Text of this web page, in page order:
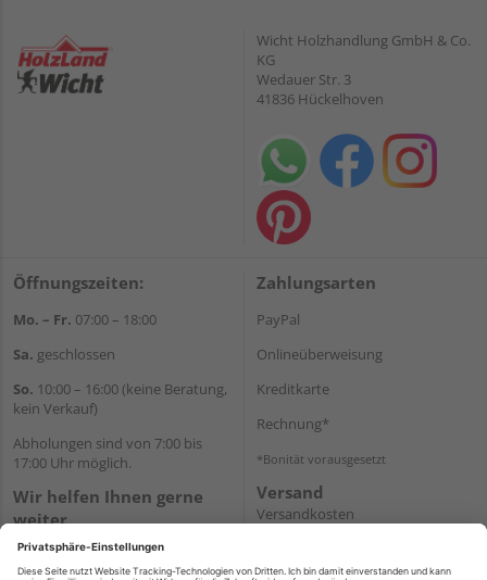
Wicht Holzhandlung GmbH & Co.
KG
Wedauer Str. 3
41836 Hückelhoven
Öffnungszeiten:
Mo. – Fr. 07:00 – 18:00
Sa. geschlossen
So. 10:00 – 16:00 (keine Beratung,
kein Verkauf)
Abholungen sind von 7:00 bis
17:00 Uhr möglich.
Wir helfen Ihnen gerne
weiter
Tel.:+49 2462 99099
Zahlungsarten
PayPal
Onlineüberweisung
Kreditkarte
Rechnung*
*Bonität vorausgesetzt
Versand
Versandkosten